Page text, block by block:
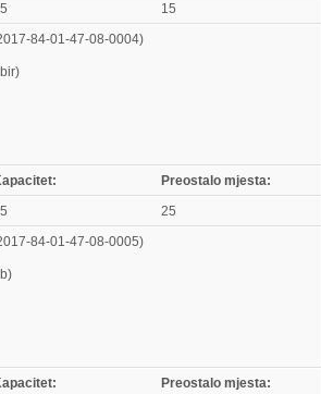
15
84-01-47-08-0004)
Preostalo mjesta:
25
84-01-47-08-0005)
Preostalo mjesta: